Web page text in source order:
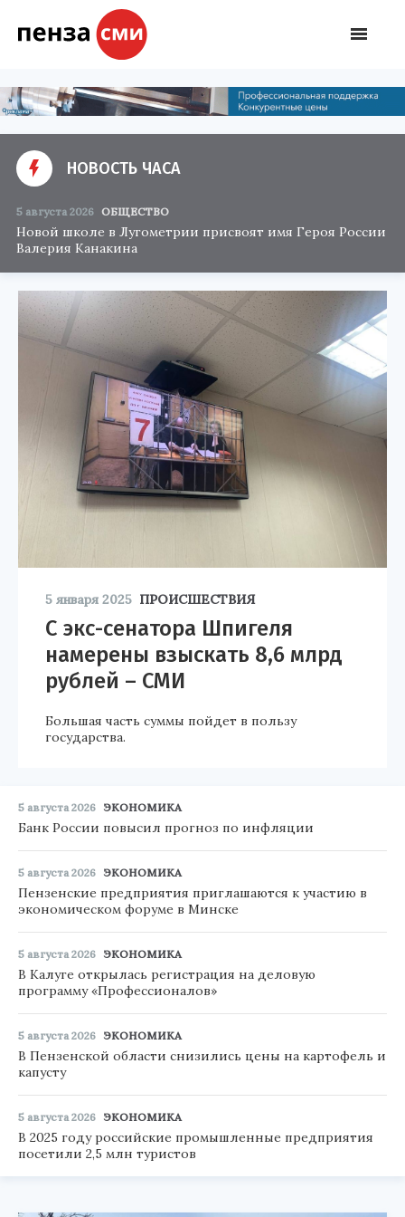
НОВОСТЬ ЧАСА
5 августа 2026 ОБЩЕСТВО
Новой школе в Лугометрии присвоят имя Героя России
Валерия Канакина
5 января 2025 ПРОИСШЕСТВИЯ
С экс-сенатора Шпигеля
намерены взыскать 8,6 млрд
рублей – СМИ
Большая часть суммы пойдет в пользу
государства.
5 августа 2026 ЭКОНОМИКА
Банк России повысил прогноз по инфляции
5 августа 2026 ЭКОНОМИКА
Пензенские предприятия приглашаются к участию в
экономическом форуме в Минске
5 августа 2026 ЭКОНОМИКА
В Калуге открылась регистрация на деловую
программу «Профессионалов»
5 августа 2026 ЭКОНОМИКА
В Пензенской области снизились цены на картофель и
капусту
5 августа 2026 ЭКОНОМИКА
В 2025 году российские промышленные предприятия
посетили 2,5 млн туристов